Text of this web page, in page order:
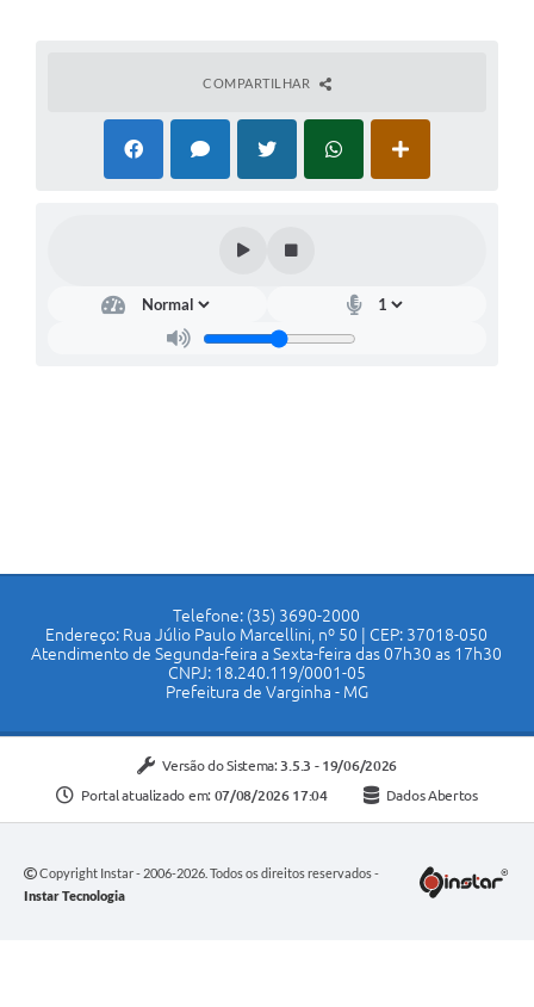
COMPARTILHAR
Telefone: (35) 3690-2000
Endereço: Rua Júlio Paulo Marcellini, nº 50 | CEP: 37018-050
Atendimento de Segunda-feira a Sexta-feira das 07h30 as 17h30
CNPJ: 18.240.119/0001-05
Prefeitura de Varginha - MG
Versão do Sistema: 3.5.3 - 19/06/2026
Portal atualizado em: 07/08/2026 17:04 Dados Abertos
Copyright Instar - 2006-2026. Todos os direitos reservados -
Instar Tecnologia